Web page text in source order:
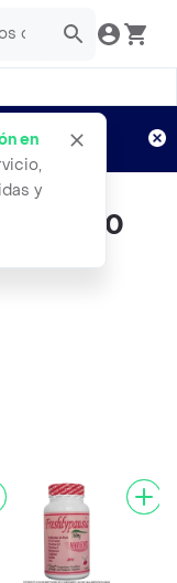
en
y
Aplican TyC
(250